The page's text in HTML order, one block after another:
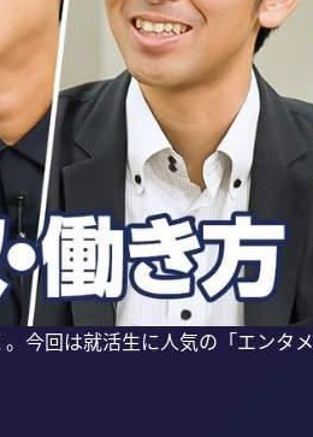
今回は就活生に人気の「エンタメ